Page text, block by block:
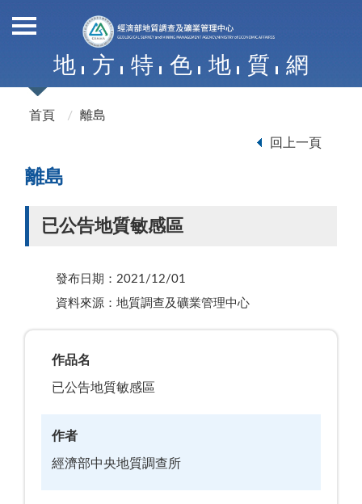
地 方 特 色 地 質 網
首頁 離島
回上一頁
離島
已公告地質敏感區
發布日期：2021/12/01
資料來源：地質調查及礦業管理中心
作品名
已公告地質敏感區
作者
經濟部中央地質調查所